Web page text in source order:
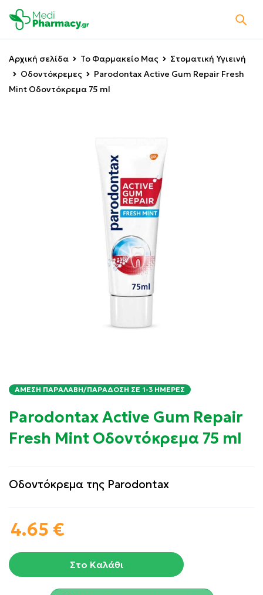
Αρχική σελίδα Το Φαρμακείο Μας
Στοματική Υγιεινή
Οδοντόκρεμες
Parodontax Active Gum Repair Fresh
Mint Οδοντόκρεμα 75 ml
ΆΜΕΣΗ ΠΑΡΑΛΑΒΉ/ΠΑΡΆΔΟΣΗ ΣΕ 1-3 ΗΜΈΡΕΣ
Parodontax Active Gum Repair
Fresh Mint Οδοντόκρεμα 75 ml
Οδοντόκρεμα της Parodontax
4.65 €
Στο Καλάθι